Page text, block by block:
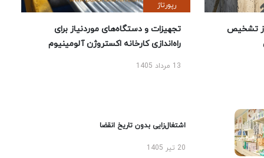
تشخیص
رپورتاژ
تجهیزات و دستگاه‌های موردنیاز برای
راه‌اندازی کارخانه اکستروژن آلومینیوم
13 مرداد 1405
اشتغال‌زایی بدون تاریخ انقضا
20 تیر 1405